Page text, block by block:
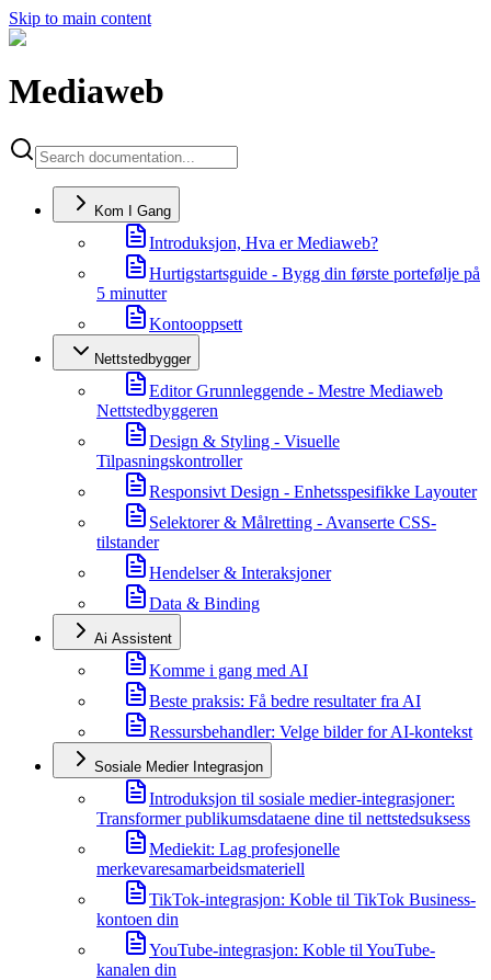
Skip to main content
Mediaweb
Kom I Gang
Introduksjon, Hva er Mediaweb?
Hurtigstartsguide - Bygg din første portefølje på
5 minutter
Kontooppsett
Nettstedbygger
Editor Grunnleggende - Mestre Mediaweb
Nettstedbyggeren
Design & Styling - Visuelle
Tilpasningskontroller
Responsivt Design - Enhetsspesifikke Layouter
Selektorer & Målretting - Avanserte CSS-
tilstander
Hendelser & Interaksjoner
Data & Binding
Ai Assistent
Komme i gang med AI
Beste praksis: Få bedre resultater fra AI
Ressursbehandler: Velge bilder for AI-kontekst
Sosiale Medier Integrasjon
Introduksjon til sosiale medier-integrasjoner:
Transformer publikumsdataene dine til nettstedsuksess
Mediekit: Lag profesjonelle
merkevaresamarbeidsmateriell
TikTok-integrasjon: Koble til TikTok Business-
kontoen din
YouTube-integrasjon: Koble til YouTube-
kanalen din